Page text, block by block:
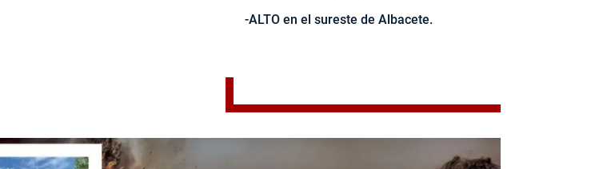
-ALTO en el sureste de Albacete.